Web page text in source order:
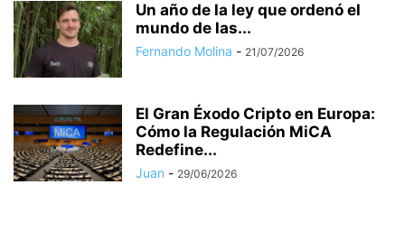
Un año de la ley que ordenó el
mundo de las...
Fernando Molina - 21/07/2026
El Gran Éxodo Cripto en Europa:
Cómo la Regulación MiCA
Redefine...
Juan - 29/06/2026